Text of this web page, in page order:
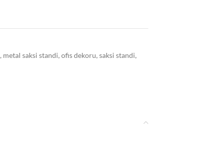
, metal saksi standi, ofis dekoru, saksi standi,